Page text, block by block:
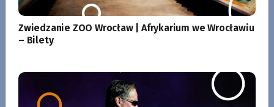
Zwiedzanie ZOO Wrocław | Afrykarium we Wrocławiu
– Bilety